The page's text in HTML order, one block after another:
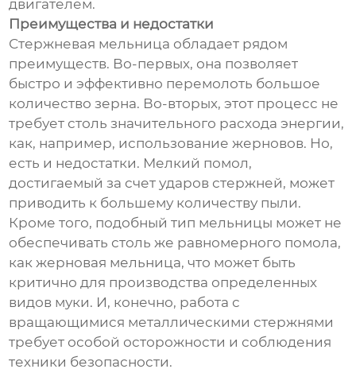
двигателем.
Преимущества и недостатки
Стержневая мельница обладает рядом
преимуществ. Во-первых, она позволяет
быстро и эффективно перемолоть большое
количество зерна. Во-вторых, этот процесс не
требует столь значительного расхода энергии,
как, например, использование жерновов. Но,
есть и недостатки. Мелкий помол,
достигаемый за счет ударов стержней, может
приводить к большему количеству пыли.
Кроме того, подобный тип мельницы может не
обеспечивать столь же равномерного помола,
как жерновая мельница, что может быть
критично для производства определенных
видов муки. И, конечно, работа с
вращающимися металлическими стержнями
требует особой осторожности и соблюдения
техники безопасности.